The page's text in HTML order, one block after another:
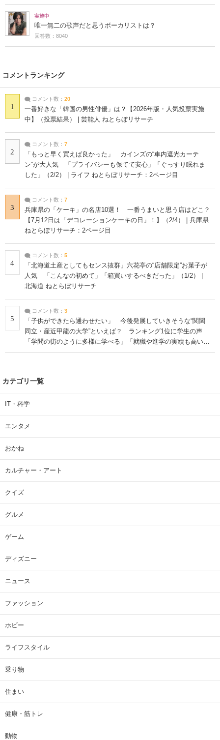
実施中
唯一無二の歌声だと思うボーカリストは？
回答数：8040
コメントランキング
1
コメント数： 20
一番好きな「韓国の男性俳優」は？【2026年版・人気投票実施
中】（投票結果） | 芸能人 ねとらぼリサーチ
2
コメント数： 7
「もっと早く買えば良かった」 カインズの“車内遮光カーテ
ン”が大人気 「プライバシーも保てて安心」「ぐっすり眠れま
した」（2/2） | ライフ ねとらぼリサーチ：2ページ目
3
コメント数： 7
兵庫県の「ケーキ」の名店10選！ 一番うまいと思う店はどこ？
【7月12日は「デコレーションケーキの日」！】（2/4） | 兵庫県
ねとらぼリサーチ：2ページ目
4
コメント数： 5
「北海道土産としてもセンス抜群」六花亭の“店舗限定”お菓子が
人気 「こんなの初めて」「箱買いするべきだった」（1/2） |
北海道 ねとらぼリサーチ
5
コメント数： 3
「子供ができたら通わせたい」 今後発展していきそうな“関関
同立・産近甲龍の大学”といえば？ ランキング1位に学生の声
「学問の街のように多様に学べる」「就職や進学の実績も高い」
| 大学 ねとらぼリサーチ
カテゴリ一覧
IT・科学
エンタメ
おかね
カルチャー・アート
クイズ
グルメ
ゲーム
ディズニー
ニュース
ファッション
ホビー
ライフスタイル
乗り物
住まい
健康・筋トレ
動物